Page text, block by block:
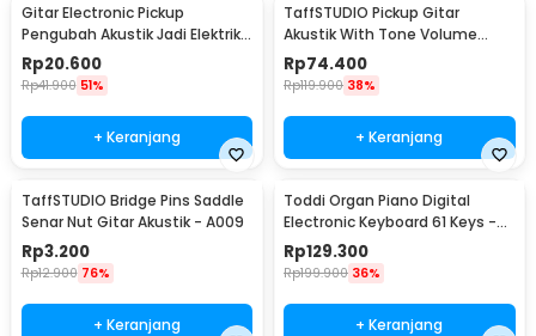
Gitar Electronic Pickup
Pengubah Akustik Jadi Elektrik -
ST-20
Rp20.600
Rp41.900 51%
+ Keranjang
TaffSTUDIO Pickup Gitar
Akustik With Tone Volume
Control - P-011
Rp74.400
Rp119.900 38%
+ Keranjang
TaffSTUDIO Bridge Pins Saddle
Senar Nut Gitar Akustik - A009
Rp3.200
Rp12.900 76%
+ Keranjang
Toddi Organ Piano Digital
Electronic Keyboard 61 Keys -
MQ-6106
Rp129.300
Rp199.900 36%
+ Keranjang